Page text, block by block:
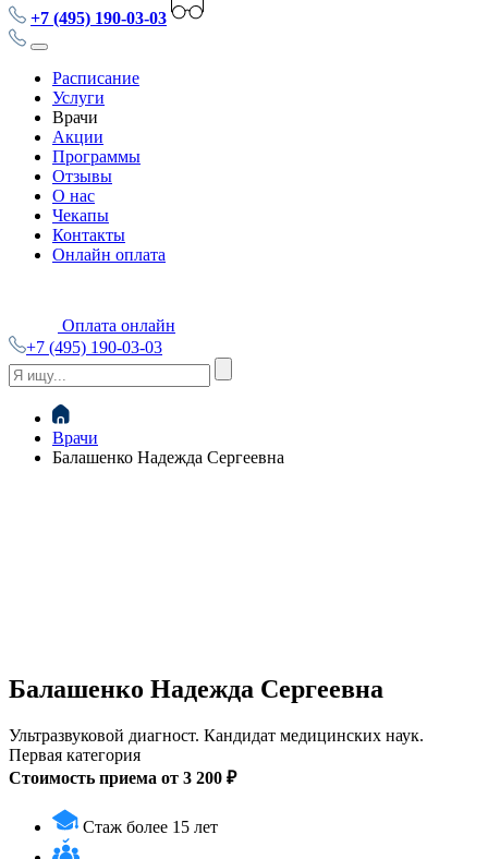
+7 (495) 190-03-03
Расписание
Услуги
Врачи
Акции
Программы
Отзывы
О нас
Чекапы
Контакты
Онлайн оплата
Оплата онлайн
+7 (495) 190-03-03
Врачи
Балашенко Надежда Сергеевна
Балашенко Надежда Сергеевна
Ультразвуковой диагност. Кандидат медицинских наук.
Первая категория
Стоимость приема от 3 200 ₽
Стаж более 15 лет